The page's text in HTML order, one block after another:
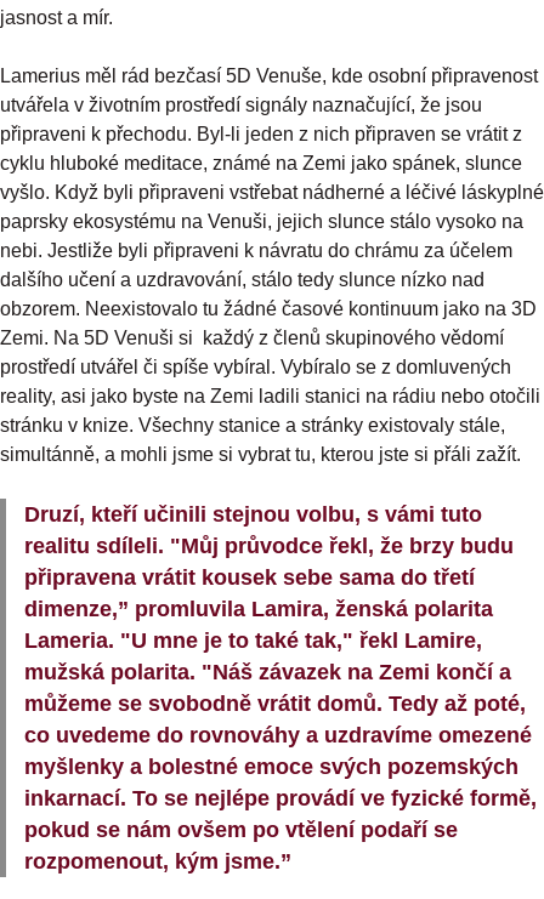
jasnost a mír.
Lamerius měl rád bezčasí 5D Venuše, kde osobní připravenost
utvářela v životním prostředí signály naznačující, že jsou
připraveni k přechodu. Byl-li jeden z nich připraven se vrátit z
cyklu hluboké meditace, známé na Zemi jako spánek, slunce
vyšlo. Když byli připraveni vstřebat nádherné a léčivé láskyplné
paprsky ekosystému na Venuši, jejich slunce stálo vysoko na
nebi. Jestliže byli připraveni k návratu do chrámu za účelem
dalšího učení a uzdravování, stálo tedy slunce nízko nad
obzorem. Neexistovalo tu žádné časové kontinuum jako na 3D
Zemi. Na 5D Venuši si každý z členů skupinového vědomí
prostředí utvářel či spíše vybíral. Vybíralo se z domluvených
reality, asi jako byste na Zemi ladili stanici na rádiu nebo otočili
stránku v knize. Všechny stanice a stránky existovaly stále,
simultánně, a mohli jsme si vybrat tu, kterou jste si přáli zažít.
Druzí, kteří učinili stejnou volbu, s vámi tuto
realitu sdíleli. "Můj průvodce řekl, že brzy budu
připravena vrátit kousek sebe sama do třetí
dimenze,” promluvila Lamira, ženská polarita
Lameria. "U mne je to také tak," řekl Lamire,
mužská polarita. "Náš závazek na Zemi končí a
můžeme se svobodně vrátit domů. Tedy až poté,
co uvedeme do rovnováhy a uzdravíme omezené
myšlenky a bolestné emoce svých pozemských
inkarnací. To se nejlépe provádí ve fyzické formě,
pokud se nám ovšem po vtělení podaří se
rozpomenout, kým jsme.”